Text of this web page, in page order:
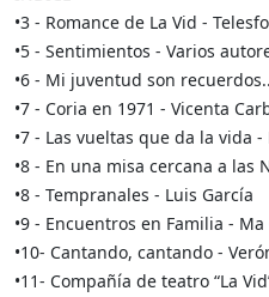
•3 - Romance de La Vid -
•5 - Sentimientos - Varios
•6 - Mi juventud son
•7 - Coria en 1971 - Vicenta
•7 - Las vueltas que da la vida
•8 - En una misa cercana a las
•8 - Tempranales - Luis García
•9 - Encuentros en Familia -
•10- Cantando, cantando -
•11- Compañía de teatro “La